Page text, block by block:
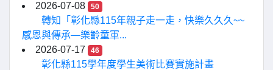
2026-07-08
50
轉知「彰化縣115年親子走一走，快樂久久久~~
感恩與傳承—樂齡童軍...
2026-07-17
46
彰化縣115學年度學生美術比賽實施計畫